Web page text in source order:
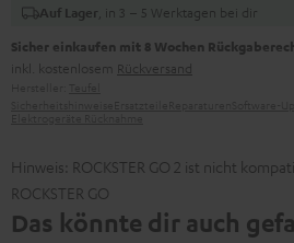
Auf Lager , in 3 – 5 Werktagen bei dir
Sicher einkaufen mit 8 Wochen
inkl. kostenlosem Rückversand
Hinweis: ROCKSTER GO 2 ist nicht
ROCKSTER GO
Das könnte dir auch